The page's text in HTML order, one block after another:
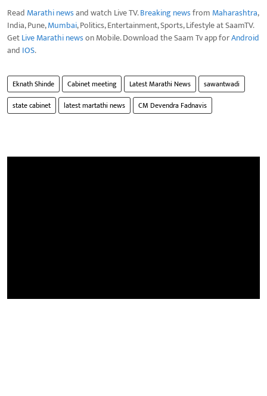
Read Marathi newsand watch Live TV.Breaking newsfrom Maharashtra,
India, Pune,Mumbai, Politics, Entertainment, Sports, Lifestyle at SaamTV.
GetLive Marathi newson Mobile. Download the Saam Tv app forAndroid
and IOS.
Eknath Shinde Cabinet meeting Latest Marathi News
sawantwadi
state cabinet
latest martathi news CM Devendra Fadnavis